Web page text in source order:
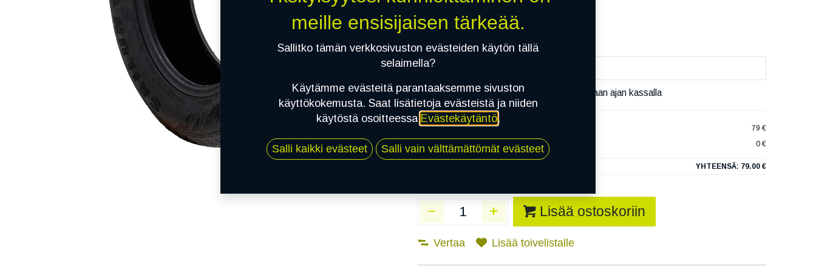
Asennuspalvelu
Mikäli valitset asennuksen, pääset varaamaan ajan kassalla
1X 175/65R14 86T SAILUN ICE BLAZER WS FS XL
79 €
EI ASENNUSTA
0 €
YHTEENSÄ: 79.00 €
Lisää ostoskoriin
Vertaa Lisää toivelistalle
meille ensisijaisen tärkeää.
Sallitko tämän verkkosivuston evästeiden käytön tällä
selaimella?
Käytämme evästeitä parantaaksemme sivuston
käyttökokemusta. Saat lisätietoja evästeistä ja niiden
käytöstä osoitteessa Evästekäytäntö.
Salli kaikki evästeet Salli vain välttämättömät evästeet